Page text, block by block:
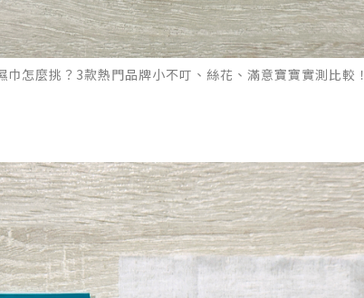
巾怎麼挑？3款熱門品牌小不叮、絲花、滿意寶寶實測比較！